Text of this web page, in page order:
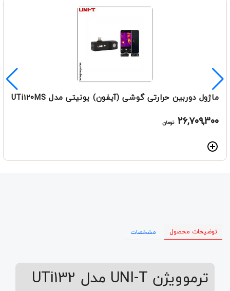
ماژول دوربین حرارتی گوشی (آیفون) یونیتی مدل UTi120MS
26,709,300 تومان
توضیحات محصول مشخصات
ترموویژن UNI-T مدل UTi132